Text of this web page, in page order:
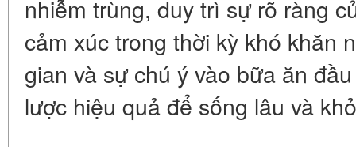
nhiễm trùng, duy trì sự rõ ràng
cảm xúc trong thời kỳ khó khăn
gian và sự chú ý vào bữa ăn
lược hiệu quả để sống lâu và